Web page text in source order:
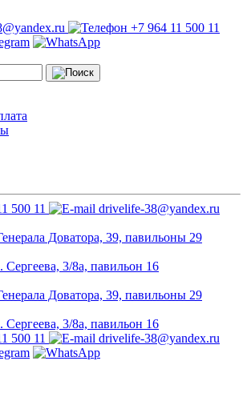
+7 964 11 500 11
500 11 drivelife-38@yandex.ru
Доватора, 39, павильоны 29
Сергеева, 3/8а, павильон 16
Доватора, 39, павильоны 29
Сергеева, 3/8а, павильон 16
500 11
drivelife-38@yandex.ru